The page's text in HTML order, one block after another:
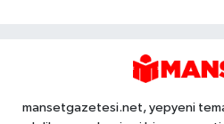
mansetgazetesi.net, yepyeni